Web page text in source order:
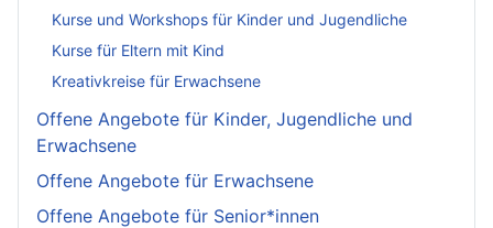
Kurse und Workshops für Kinder und Jugendliche
Kurse für Eltern mit Kind
Kreativkreise für Erwachsene
Offene Angebote für Kinder, Jugendliche und
Erwachsene
Offene Angebote für Erwachsene
Offene Angebote für Senior*innen